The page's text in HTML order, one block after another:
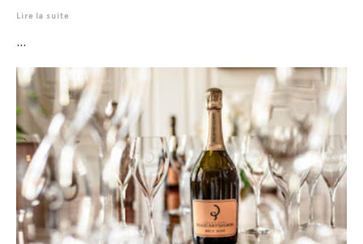
Lire la suite
...